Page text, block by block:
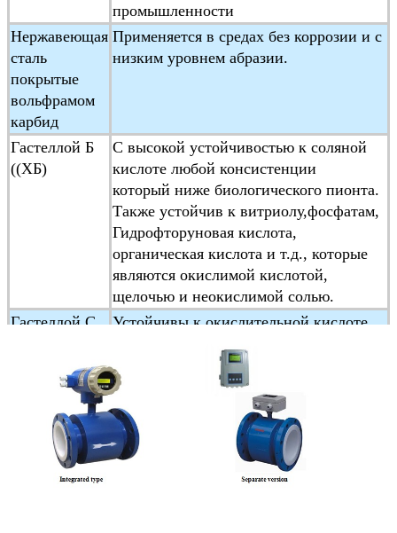
IP65,IP68 (необязательно)
Отметка "Ex-proof"
ExmdIIT4
Стандарт
продукции
JB/T 9248-1999
промышленности
Нержавеющая
сталь
покрытые
вольфрамом
карбид
Применяется в средах без коррозии и с
низким уровнем абразии.
Гастеллой Б
((ХБ)
С высокой устойчивостью к соляной
кислоте любой консистенции
который ниже биологического пионта.
Также устойчив к витриолу,фосфатам,
Гидрофторуновая кислота,
органическая кислота и т.д., которые
являются окислимой кислотой,
щелочью и неокислимой солью.
Гастеллой C
Устойчивы к окислительной кислоте,
кислота
а также окислимые соли, такие как
Fe+++, Cu++aSt и морская вода
Применяется в морской воде,хлоридах,
гипохлоритной соли,окислительной